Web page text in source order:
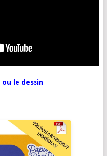
le dessin